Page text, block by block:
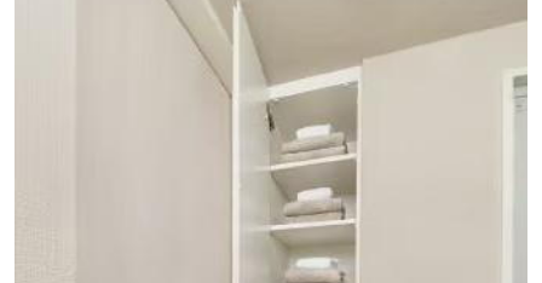
【成増北第一公園】（徒歩17分／約1300m）